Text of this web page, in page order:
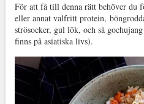
För att få till denna rätt behöver du
eller annat valfritt protein,
strösocker, gul lök, och så
finns på asiatiska livs).